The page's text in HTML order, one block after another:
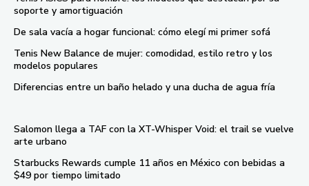
soporte y amortiguación
De sala vacía a hogar funcional: cómo elegí mi primer sofá
Tenis New Balance de mujer: comodidad, estilo retro y los
modelos populares
Diferencias entre un baño helado y una ducha de agua fría
Salomon llega a TAF con la XT-Whisper Void: el trail se vuelve
arte urbano
Starbucks Rewards cumple 11 años en México con bebidas a
$49 por tiempo limitado